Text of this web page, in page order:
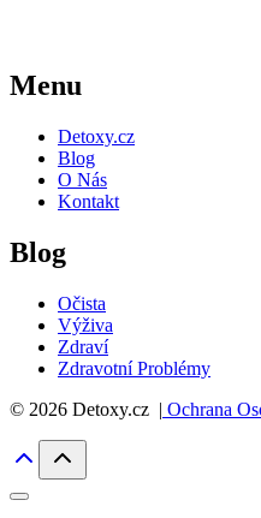
Menu
Detoxy.cz
Blog
O Nás
Kontakt
Blog
Očista
Výživa
Zdraví
Zdravotní Problémy
© 2026 Detoxy.cz | Ochrana